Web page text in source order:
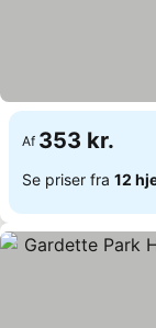
Af 353 kr.
Se priser fra 12